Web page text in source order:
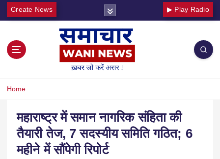
Create News ▶ Play Radio
Home
महाराष्ट्र में समान नागरिक संहिता की
तैयारी तेज, 7 सदस्यीय समिति गठित; 6
महीने में सौंपेगी रिपोर्ट